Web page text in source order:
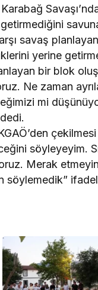
savaş
yerine
bir blok
Ne zaman
mi
söyleyeyim.
Merak
söylemedik”